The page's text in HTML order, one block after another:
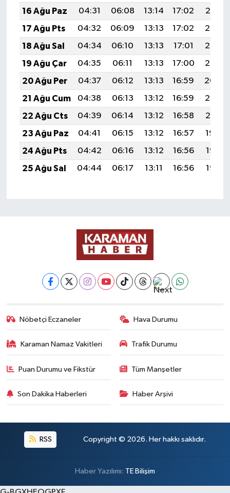
16 Ağu Paz
04:31 06:08 13:14 17:02
20:10
17 Ağu Pts
04:32 06:09 13:13 17:02
20:08
18 Ağu Sal
04:34 06:10 13:13 17:01
20:07
19 Ağu Çar
04:35 06:11 13:13 17:00
20:05
20 Ağu Per
04:37 06:12 13:13 16:59
20:04
21 Ağu Cum
04:38 06:13 13:12 16:59
20:02
22 Ağu Cts
04:39 06:14 13:12 16:58
20:01
23 Ağu Paz
04:41 06:15 13:12 16:57
19:59
24 Ağu Pts
04:42 06:16 13:12 16:56
19:58
25 Ağu Sal
04:44 06:17 13:11 16:56 19:56
Nöbetçi Eczaneler Hava Durumu
Karaman Namaz Vakitleri Trafik Durumu
Puan Durumu ve Fikstür Tüm Manşetler
Son Dakika Haberleri Haber Arşivi
RSS Copyright © 2026. Her hakkı saklıdır.
Haber Yazılımı: TE Bilişim